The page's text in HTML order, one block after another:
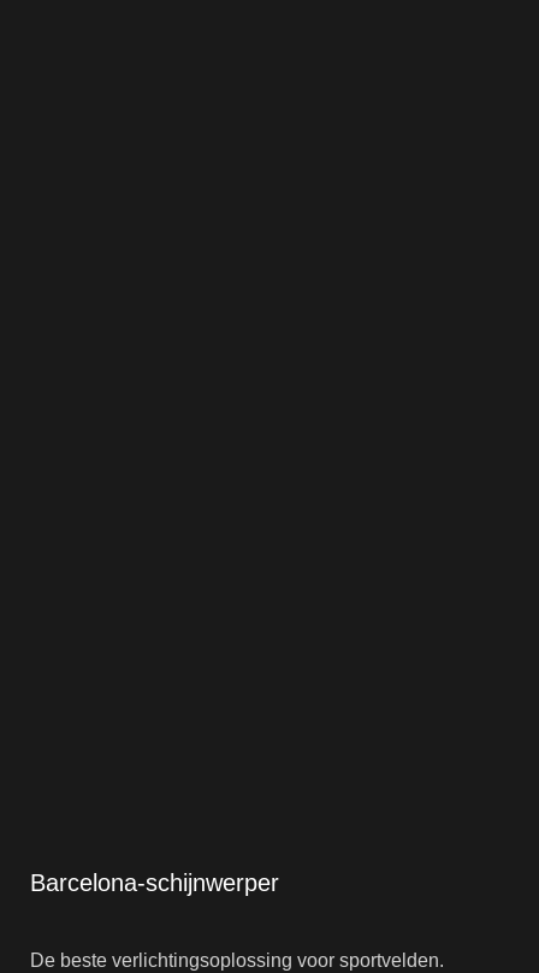
Barcelona-schijnwerper
De beste verlichtingsoplossing voor sportvelden.